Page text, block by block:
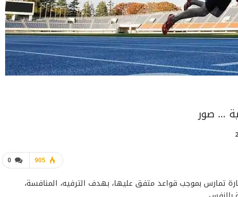
… صور
0 905
تمارس بموجب قواعد متفق عليها، بهدف الترفيه، المنافسة،